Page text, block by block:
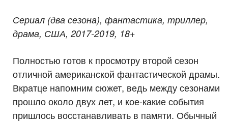
Сериал (два сезона), фантастика, триллер,
драма, США, 2017-2019, 18+
Полностью готов к просмотру второй сезон
отличной американской фантастической драмы.
Вкратце напомним сюжет, ведь между сезонами
прошло около двух лет, и кое-какие события
пришлось восстанавливать в памяти. Обычный